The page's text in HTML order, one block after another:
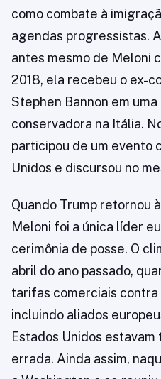
como combate à
agendas progressistas.
antes mesmo de Meloni
2018, ela recebeu o ex-
Stephen Bannon em
conservadora na Itália.
participou de um evento
Unidos e discursou no
Quando Trump retornou
Meloni foi a única líder
cerimônia de posse. O
abril do ano passado,
tarifas comerciais contra
incluindo aliados
Estados Unidos
errada. Ainda assim,